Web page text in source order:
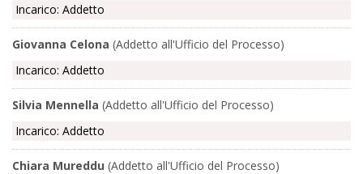
Incarico: Addetto
Giovanna Celona (Addetto all'Ufficio del Processo)
Incarico: Addetto
Silvia Mennella (Addetto all'Ufficio del Processo)
Incarico: Addetto
Chiara Mureddu (Addetto all'Ufficio del Processo)